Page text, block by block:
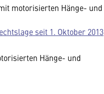
motorisierten Hänge- und
seit 1. Oktober 2013
Hänge- und